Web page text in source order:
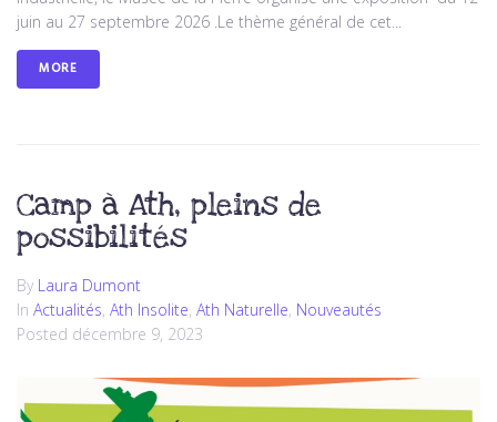
juin au 27 septembre 2026 .Le thème général de cet...
MORE
Camp à Ath, pleins de
possibilités
By Laura Dumont
In Actualités, Ath Insolite, Ath Naturelle, Nouveautés
Posted décembre 9, 2023